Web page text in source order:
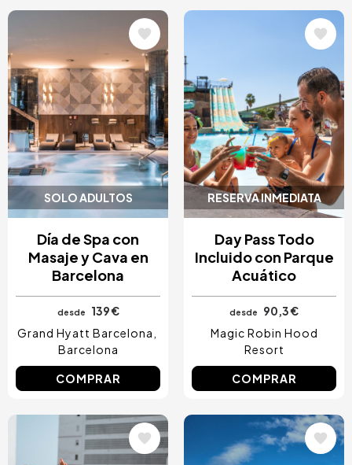
SOLO ADULTOS
Image
Día de Spa con
Masaje y Cava en
Barcelona
desde
139 €
Grand Hyatt Barcelona
Barcelona
COMPRAR
RESERVA INMEDIATA
Day Pass Todo
Incluido con Parque
Acuático
desde
90,3 €
Magic Robin Hood
Resort
COMPRAR
Image Image